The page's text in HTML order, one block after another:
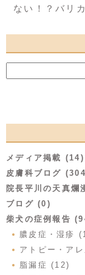
ない！？バリ
メディア掲載 (14)
皮膚科ブログ
院長平川の天真爛
ブログ (0)
柴犬の症例報告
膿皮症・湿疹
アトピー・ア
脂漏症 (12)